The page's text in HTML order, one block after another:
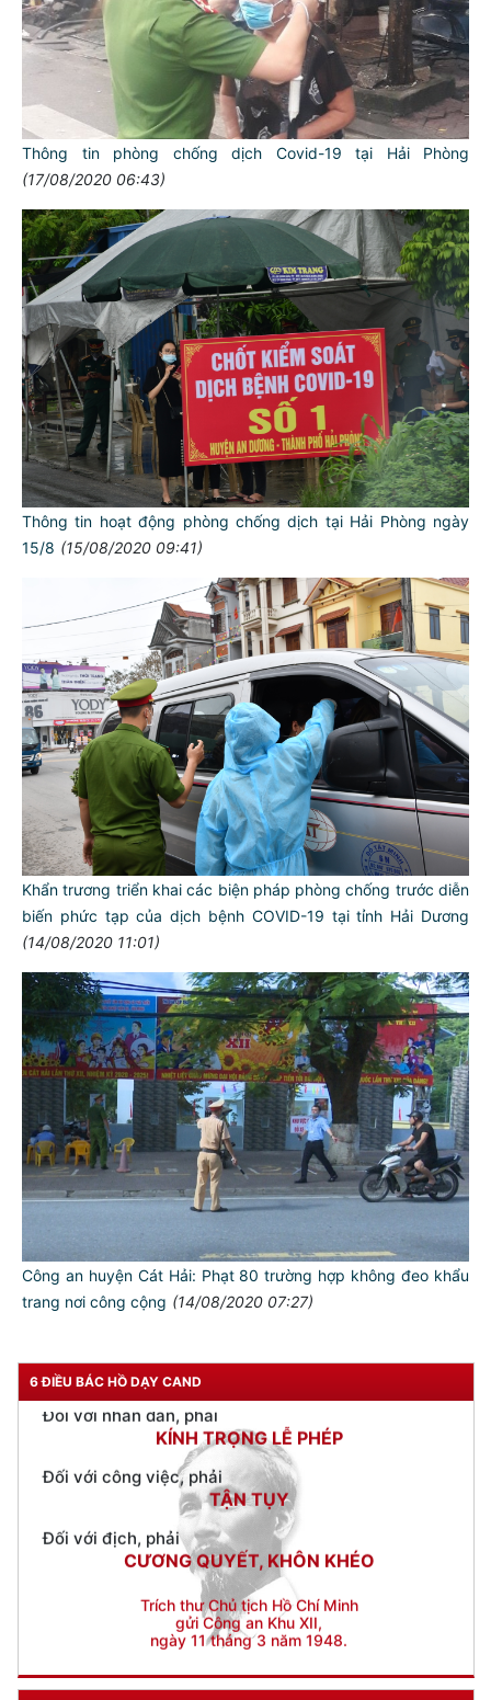
Thông tin phòng chống dịch Covid-19 tại Hải Phòng
(17/08/2020 06:43)
Thông tin hoạt động phòng chống dịch tại Hải Phòng ngày
15/8 (15/08/2020 09:41)
Khẩn trương triển khai các biện pháp phòng chống trước diễn
biến phức tạp của dịch bệnh COVID-19 tại tỉnh Hải Dương
(14/08/2020 11:01)
Công an huyện Cát Hải: Phạt 80 trường hợp không đeo khẩu
trang nơi công cộng (14/08/2020 07:27)
6 ĐIỀU BÁC HỒ DẠY CAND
TƯ CÁCH
NGƯỜI CÔNG AN CÁCH MỆNH LÀ:
Đối với tự mình, phải
CẦN, KIỆM, LIÊM, CHÍNH
Đối với đồng sự, phải
THÂN ÁI GIÚP ĐỠ
Đối với chính phủ, phải
TUYỆT ĐỐI TRUNG THÀNH
KÍNH TRỌNG LỄ PHÉP
Đối với công việc, phải
TẬN TỤY
Đối với địch, phải
CƯƠNG QUYẾT, KHÔN KHÉO
Trích thư Chủ tịch Hồ Chí Minh
gửi Công an Khu XII,
ngày 11 tháng 3 năm 1948.